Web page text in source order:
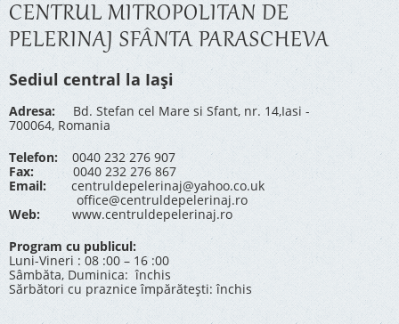
CENTRUL MITROPOLITAN DE
PELERINAJ SFÂNTA PARASCHEVA
Sediul central la Iași
Adresa: Bd. Stefan cel Mare si Sfant, nr. 14,Iasi -
700064, Romania
Telefon: 0040 232 276 907
Fax: 0040 232 276 867
Email:
centruldepelerinaj@yahoo.co.uk
office@centruldepelerinaj.ro
Web:
www.centruldepelerinaj.ro
Program cu publicul:
Luni-Vineri : 08 :00 – 16 :00
Sâmbăta, Duminica: închis
Sărbători cu praznice împărătești: închis